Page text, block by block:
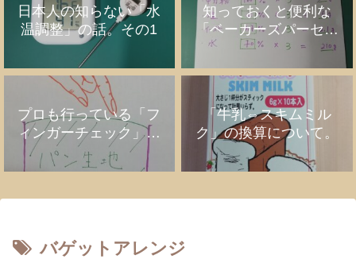
日本人の知らない「水
温調整」の話。その1
知っておくと便利な
「ベーカーズパーセン
ト」の話
プロも行っている「フ
ィンガーチェック」の
話。
「牛乳⇔スキムミル
ク」の換算について。
バゲットアレンジ